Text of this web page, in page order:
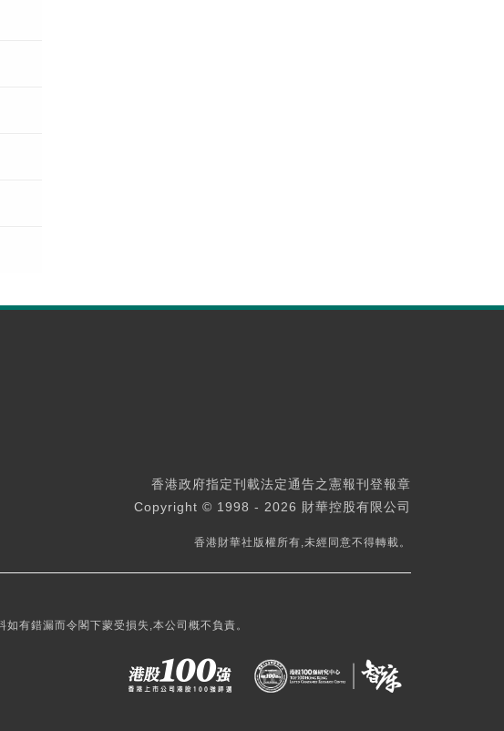
香港政府指定刊載法定通告之憲報刊登報章
Copyright © 1998 - 2026 財華控股有限公司
香港財華社版權所有,未經同意不得轉載。
有錯漏而令閣下蒙受損失,本公司概不負責。